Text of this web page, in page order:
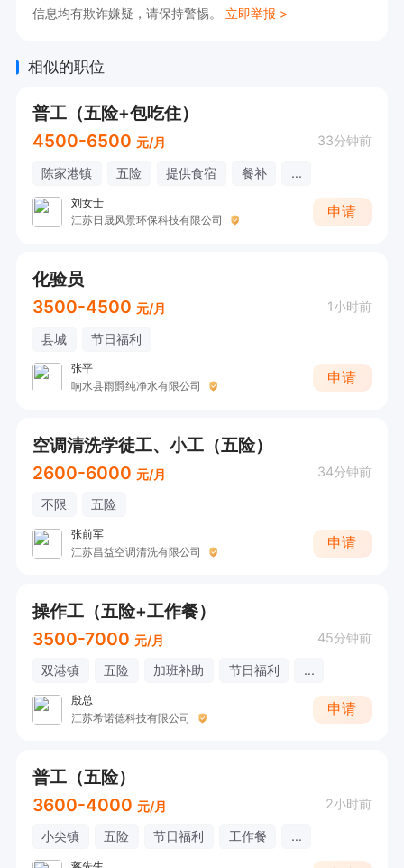
信息均有欺诈嫌疑，请保持警惕。 立即举报 >
相似的职位
普工（五险+包吃住）
4500-6500 元/月 33分钟前
陈家港镇 五险 提供食宿 餐补 ...
刘女士
江苏日晟风景环保科技有限公司
申请
化验员
3500-4500 元/月 1小时前
县城 节日福利
张平
响水县雨爵纯净水有限公司
申请
空调清洗学徒工、小工（五险）
2600-6000 元/月 34分钟前
不限 五险
张前军
江苏昌益空调清洗有限公司
申请
操作工（五险+工作餐）
3500-7000 元/月 45分钟前
双港镇 五险 加班补助 节日福利 ...
殷总
江苏希诺德科技有限公司
申请
普工（五险）
3600-4000 元/月 2小时前
小尖镇 五险 节日福利 工作餐 ...